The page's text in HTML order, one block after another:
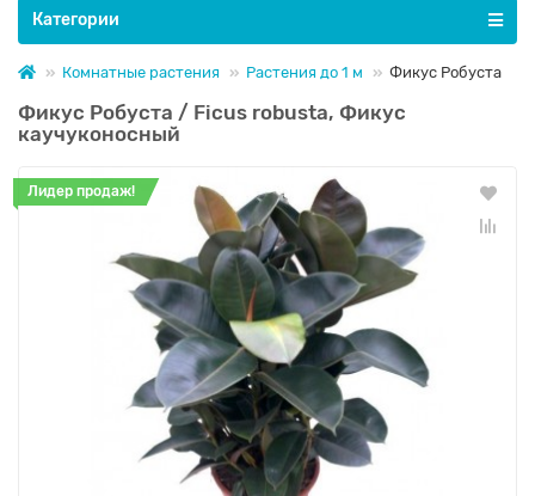
Категории
Комнатные растения Растения до 1 м Фикус Робуста
Фикус Робуста / Ficus robusta, Фикус
каучуконосный
Лидер продаж!